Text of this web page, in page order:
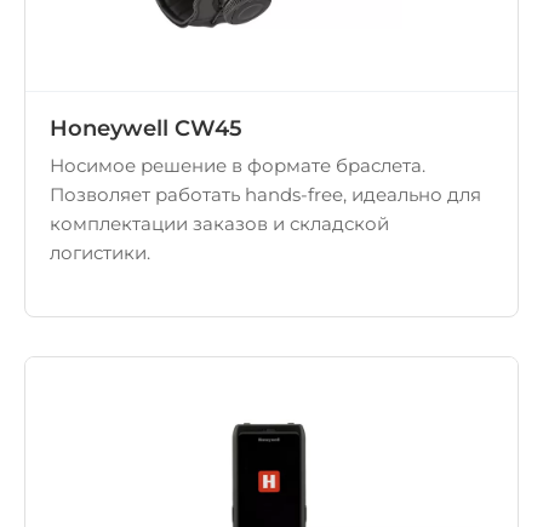
Honeywell CW45
Носимое решение в формате браслета.
Позволяет работать hands-free, идеально для
комплектации заказов и складской
логистики.